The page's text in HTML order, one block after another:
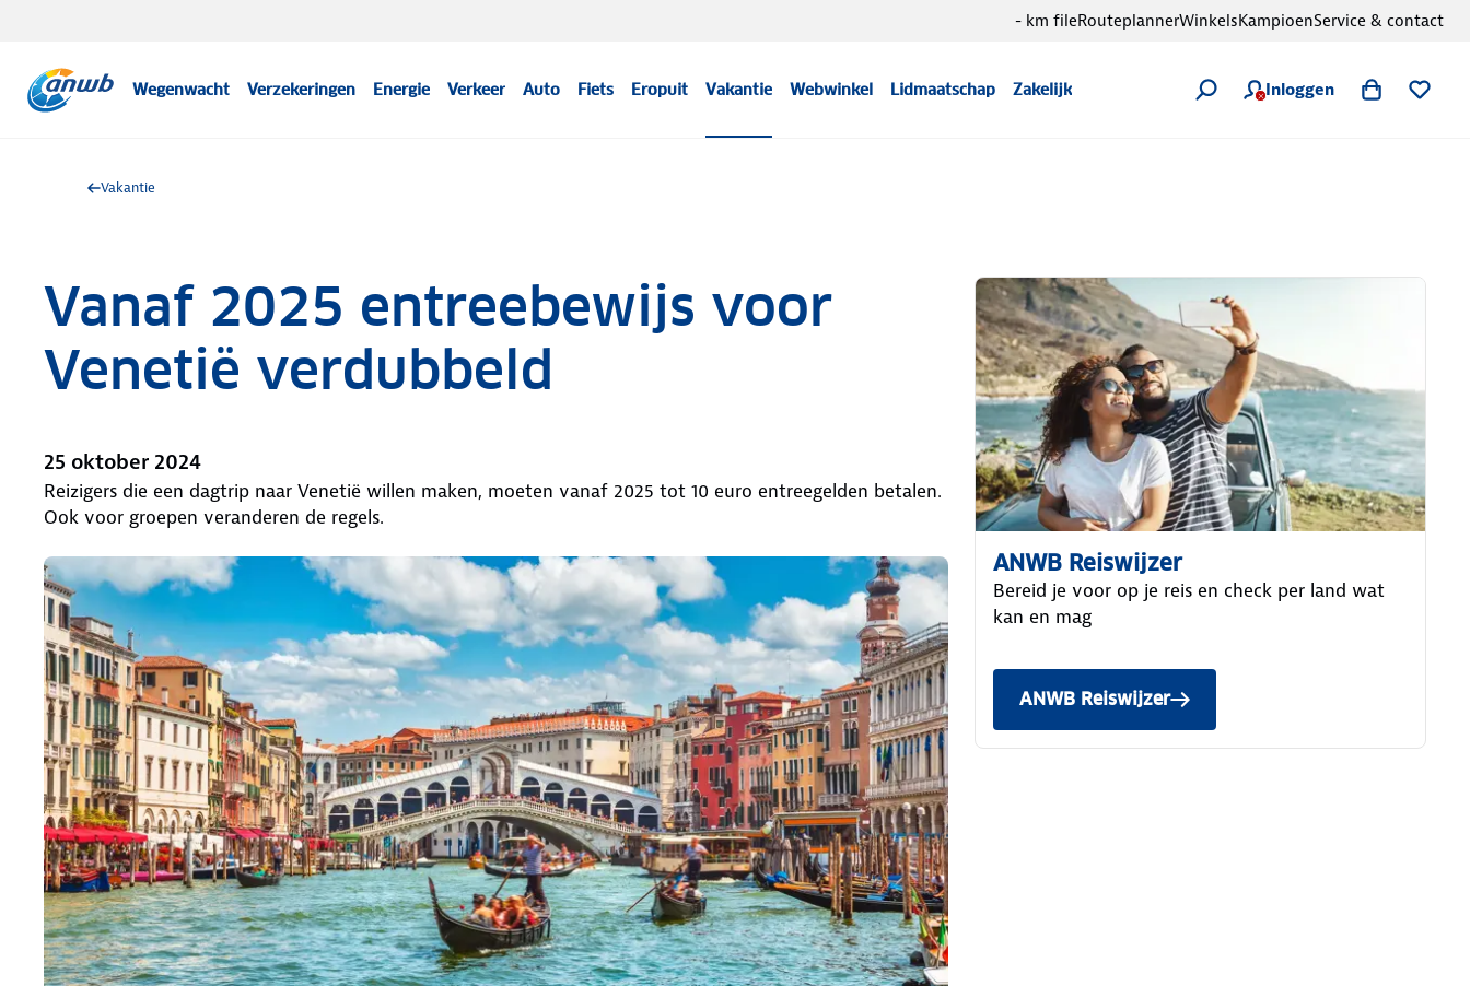
Wegenwacht Verzekeringen Energie Verkeer Auto Fiets Eropuit Vakantie Webwinkel Lidmaatschap Zakelijk Inloggen
- km fileRouteplannerWinkelsKampioenService & contact
Vakantie
Vanaf 2025 entreebewijs voor
Venetië verdubbeld
25 oktober 2024
Reizigers die een dagtrip naar Venetië willen maken, moeten vanaf 2025 tot 10 euro entreegelden betalen.
Ook voor groepen veranderen de regels.
ANWB Reiswijzer
Bereid je voor op je reis en check per land wat
kan en mag
ANWB Reiswijzer